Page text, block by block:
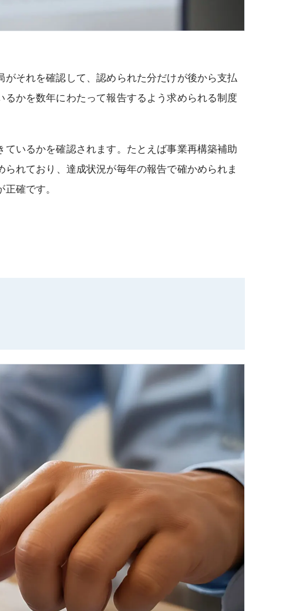
それを確認して、認められた分だけが後から支払
かを数年にわたって報告するよう求められる制度
いるかを確認されます。たとえば事業再構築補助
れており、達成状況が毎年の報告で確かめられま
確です。